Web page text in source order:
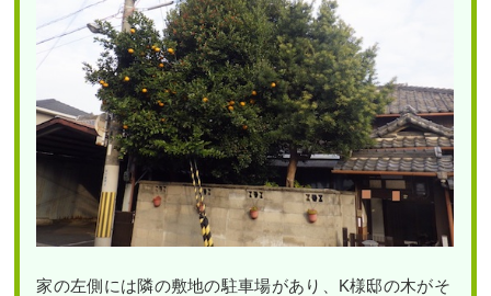
家の左側には隣の敷地の駐車場があり、K様邸の木がそ